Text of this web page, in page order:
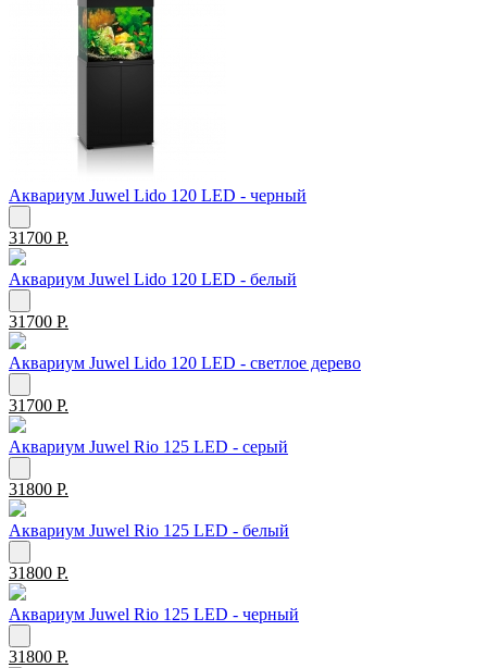
Аквариум Juwel Lido 120 LED - черный
31700 Р.
Аквариум Juwel Lido 120 LED - белый
31700 Р.
Аквариум Juwel Lido 120 LED - светлое дерево
31700 Р.
Аквариум Juwel Rio 125 LED - серый
31800 Р.
Аквариум Juwel Rio 125 LED - белый
31800 Р.
Аквариум Juwel Rio 125 LED - черный
31800 Р.